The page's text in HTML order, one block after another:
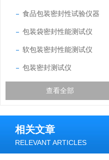
食品包装密封性试验仪器
包装袋密封性能测试仪
软包装密封性能测试仪
包装密封测试仪
查看全部
相关文章
RELEVANT ARTICLES